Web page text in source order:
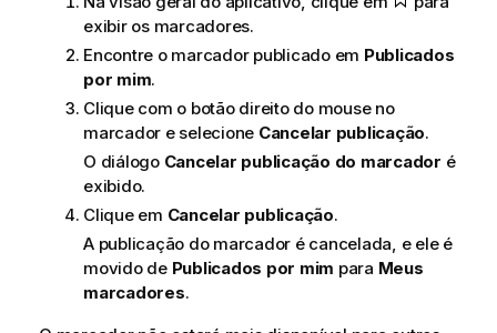
exibir os marcadores.
Encontre o marcador publicado em Publicados
por mim.
Clique com o botão direito do mouse no
marcador e selecione Cancelar publicação.
O diálogo Cancelar publicação do marcador é
exibido.
Clique em Cancelar publicação.
A publicação do marcador é cancelada, e ele é
movido de Publicados por mim para Meus
marcadores.